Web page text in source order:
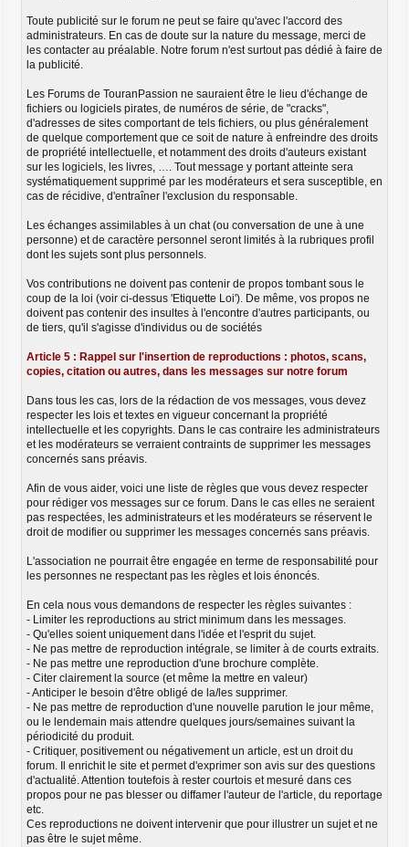
Toute publicité sur le forum ne peut se faire qu'avec l'accord des
administrateurs. En cas de doute sur la nature du message, merci de
les contacter au préalable. Notre forum n'est surtout pas dédié à faire de
la publicité.
Les Forums de TouranPassion ne sauraient être le lieu d'échange de
fichiers ou logiciels pirates, de numéros de série, de "cracks",
d'adresses de sites comportant de tels fichiers, ou plus généralement
de quelque comportement que ce soit de nature à enfreindre des droits
de propriété intellectuelle, et notamment des droits d'auteurs existant
sur les logiciels, les livres, …. Tout message y portant atteinte sera
systématiquement supprimé par les modérateurs et sera susceptible, en
cas de récidive, d'entraîner l'exclusion du responsable.
Les échanges assimilables à un chat (ou conversation de une à une
personne) et de caractère personnel seront limités à la rubriques profil
dont les sujets sont plus personnels.
Vos contributions ne doivent pas contenir de propos tombant sous le
coup de la loi (voir ci-dessus 'Etiquette Loi'). De même, vos propos ne
doivent pas contenir des insultes à l'encontre d'autres participants, ou
de tiers, qu'il s'agisse d'individus ou de sociétés
Article 5 : Rappel sur l'insertion de reproductions : photos, scans,
copies, citation ou autres, dans les messages sur notre forum
Dans tous les cas, lors de la rédaction de vos messages, vous devez
respecter les lois et textes en vigueur concernant la propriété
intellectuelle et les copyrights. Dans le cas contraire les administrateurs
et les modérateurs se verraient contraints de supprimer les messages
concernés sans préavis.
Afin de vous aider, voici une liste de règles que vous devez respecter
pour rédiger vos messages sur ce forum. Dans le cas elles ne seraient
pas respectées, les administrateurs et les modérateurs se réservent le
droit de modifier ou supprimer les messages concernés sans préavis.
L'association ne pourrait être engagée en terme de responsabilité pour
les personnes ne respectant pas les règles et lois énoncés.
En cela nous vous demandons de respecter les règles suivantes :
- Limiter les reproductions au strict minimum dans les messages.
- Qu'elles soient uniquement dans l'idée et l'esprit du sujet.
- Ne pas mettre de reproduction intégrale, se limiter à de courts extraits.
- Ne pas mettre une reproduction d'une brochure complète.
- Citer clairement la source (et même la mettre en valeur)
- Anticiper le besoin d'être obligé de la/les supprimer.
- Ne pas mettre de reproduction d'une nouvelle parution le jour même,
ou le lendemain mais attendre quelques jours/semaines suivant la
périodicité du produit.
- Critiquer, positivement ou négativement un article, est un droit du
forum. Il enrichit le site et permet d'exprimer son avis sur des questions
d'actualité. Attention toutefois à rester courtois et mesuré dans ces
propos pour ne pas blesser ou diffamer l'auteur de l'article, du reportage
etc.
Ces reproductions ne doivent intervenir que pour illustrer un sujet et ne
pas être le sujet même.